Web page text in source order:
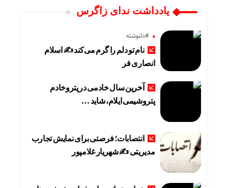
یادداشت ندای زاگرس
#دلنوشته
نام تو دلم را گرم می‌کند ✍️ اسلام
انصاری فر
آخرین سال خادمی در پتروخادم
پتروشیمی ایلام، شاید …
انتصابات؛ فرصتی برای نمایش تجارب
مدیریتی ✍ شهریار غلامپور